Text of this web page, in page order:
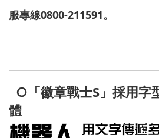
服專線0800-211591。
○「徽章戰士S」採用字
體